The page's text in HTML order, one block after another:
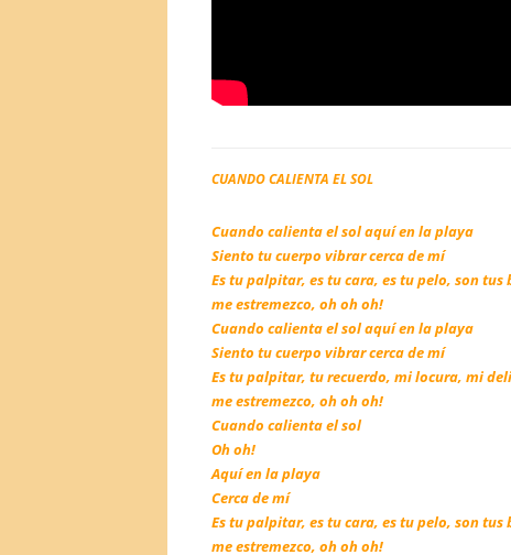
CUANDO CALIENTA EL SOL
Cuando calienta el sol aquí en la playa
Siento tu cuerpo vibrar cerca de mí
Es tu palpitar, es tu cara, es tu pelo, son tus
me estremezco, oh oh oh!
Cuando calienta el sol aquí en la playa
Siento tu cuerpo vibrar cerca de mí
Es tu palpitar, tu recuerdo, mi locura, mi
me estremezco, oh oh oh!
Cuando calienta el sol
Oh oh!
Aquí en la playa
Cerca de mí
Es tu palpitar, es tu cara, es tu pelo, son tus
me estremezco, oh oh oh!